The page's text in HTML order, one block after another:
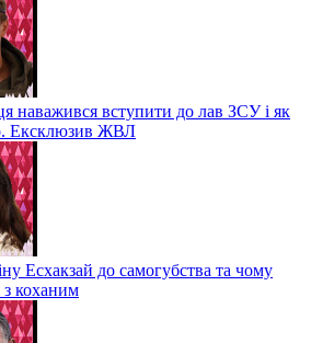
наважився вступити до лав ЗСУ і як
Ексклюзив ЖВЛ
Есхакзай до самогубства та чому
з коханим